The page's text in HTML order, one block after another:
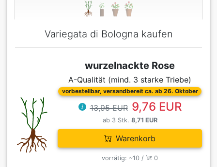
Variegata di Bologna kaufen
wurzelnackte Rose
A-Qualität (mind. 3 starke Triebe)
vorbestellbar, versandbereit ca. ab 26. Oktober
13,95 EUR 9,76 EUR
ab 3 Stk. 8,71 EUR
Warenkorb
vorrätig: ~10 / 0